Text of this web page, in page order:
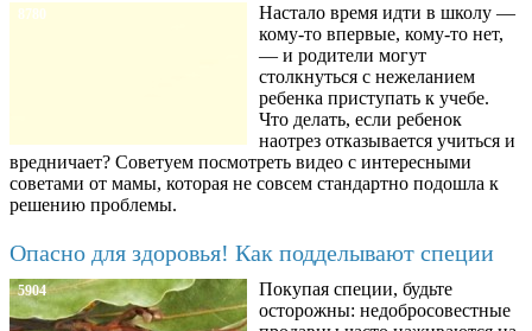
8780
Настало время идти в школу —
кому-то впервые, кому-то нет,
— и родители могут
столкнуться с нежеланием
ребенка приступать к учебе.
Что делать, если ребенок
наотрез отказывается учиться и
вредничает? Советуем посмотреть видео с интересными
советами от мамы, которая не совсем стандартно подошла к
решению проблемы.
Опасно для здоровья! Как подделывают специи
5904
Покупая специи, будьте
осторожны: недобросовестные